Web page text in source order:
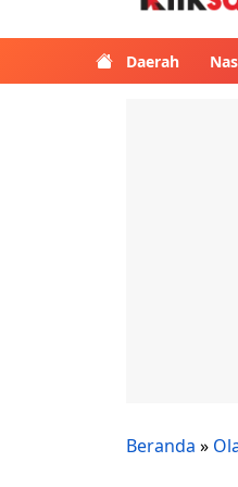
Daerah
Beranda »